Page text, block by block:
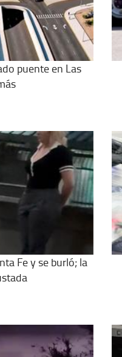
puente en Las
Fe y se burló; la